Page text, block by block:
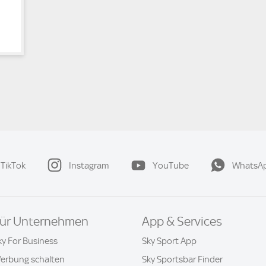
TikTok Instagram YouTube
Unternehmen
For Business
schalten
App & Services
Sky Sport App
Sky Sportsbar Finder